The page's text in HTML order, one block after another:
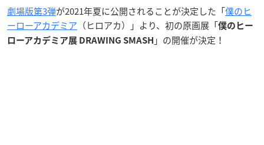
劇場版第3弾が2021年夏に公開されることが決定した「僕のヒ
ーローアカデミア （ヒロアカ）」より、初の原画展「僕のヒー
ローアカデミア展 DRAWING SMASH 」の開催が決定！